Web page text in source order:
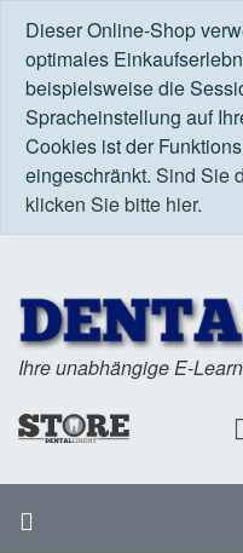
Dieser Online-Shop
optimales
beispielsweise die
Spracheinstellung auf
Cookies ist der
eingeschränkt. Sind Sie
klicken Sie bitte hier.
Ihre unabhängige E-
Menü